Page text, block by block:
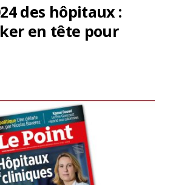
des hôpitaux :
en tête pour